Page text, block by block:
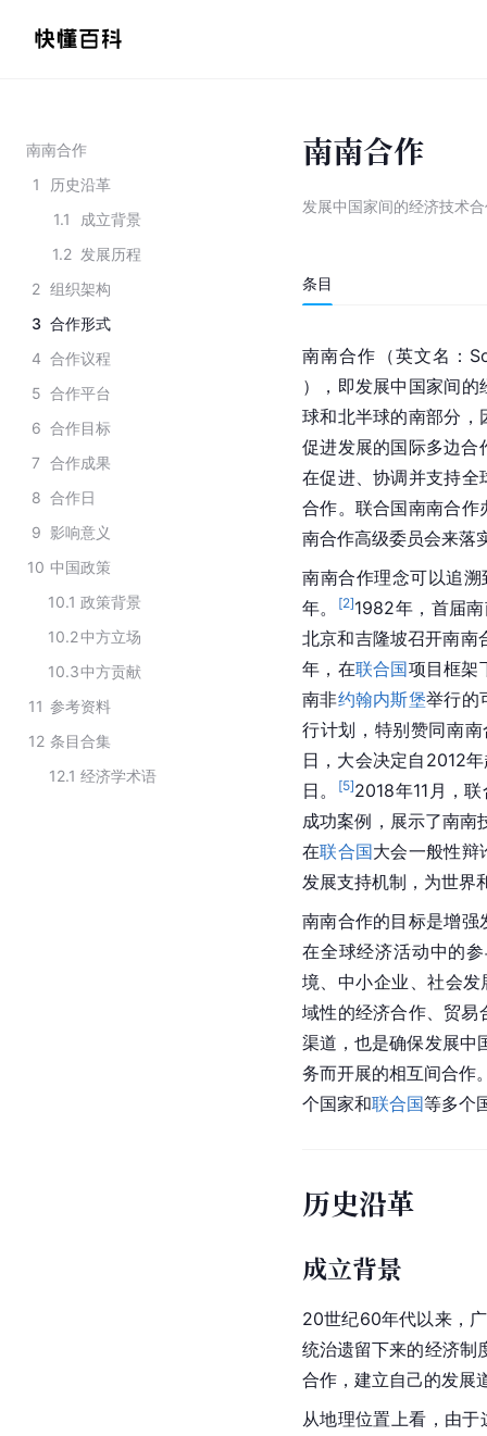
南南合作
1
历史沿革
1.1
成立背景
1.2 发展历程
2 组织架构
3 合作形式
4 合作议程
5 合作平台
6 合作目标
7 合作成果
8 合作日
9 影响意义
10 中国政策
10.1 政策背景
10.2中方立场
10.3中方贡献
11 参考资料
12 条目合集
12.1 经济学术语
南南合作
发展中国家间的经济技术
条目
南南合作（英文名：
），即发展中国家间
球和北半球的南部分，
促进发展的国际多边合
在促进、协调并支持全
合作。联合国南南合作
南合作高级委员会来落
南南合作理念可以追
年。
[2]1982年，首届
北京和吉隆坡召开南南
年，在联合国项目框架
南非约翰内斯堡举行的
行计划，特别赞同南
日，大会决定自2012
日。
[5]2018年11月，
成功案例，展示了南南
在联合国大会一般性
发展支持机制，为世界
南南合作的目标是增强
在全球经济活动中的
境、中小企业、社会发
域性的经济合作、贸易
渠道，也是确保发展中
务而开展的相互间合作
个国家和联合国等多个
历史沿革
成立背景
20世纪60年代以来，
统治遗留下来的经济制
合作，建立自己的发展
从地理位置上看，由